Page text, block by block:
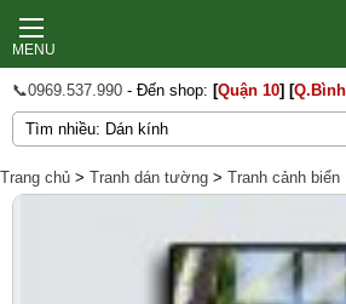
MENU
📞0969.537.990 - Đến shop: [Quận 10] [
Trang chủ > Tranh dán tường > Tranh cảnh biển